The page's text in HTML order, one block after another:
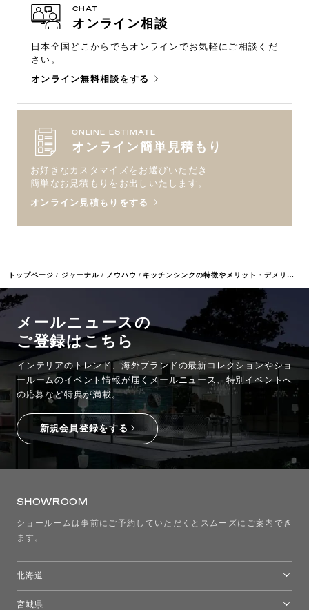
トップページ ジャーナル ノウハウ キッチンシンクの特徴やメリット・デメリット、失敗や後悔しない選び方を紹介
CHAT
オンライン相談
日本全国どこからでもオンラインでお気軽にご相談くだ
さい。
オンライン無料相談をする
ONLINE ESTIMATE
オンライン簡単見積もり
お好きなカスタマイズをお選びいただき
簡単なお見積もりをお出しいたします。
オンライン見積もりをする
メールニュースの
ご登録はこちら
インテリアのトレンド、海外ブランドの最新コレクションやショ
ールームのイベント情報が 届くメールニュース、特別イベントへ
の応募など特典が満載。
新規会員登録をする
SHOWROOM
ショールームは事前にご予約していただくとスムーズにご案内でき
ます。
北海道
宮城県